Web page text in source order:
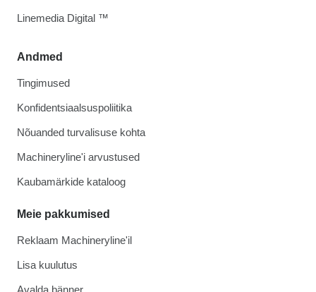
Andmed
Tingimused
Konfidentsiaalsuspoliitika
Nõuanded turvalisuse kohta
Machineryline'i arvustused
Kaubamärkide kataloog
Meie pakkumised
Reklaam Machineryline'il
Lisa kuulutus
Avalda bänner
Linemedia Digital ™